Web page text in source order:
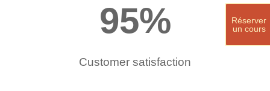
Réserver
un cours
Customer satisfaction
95%